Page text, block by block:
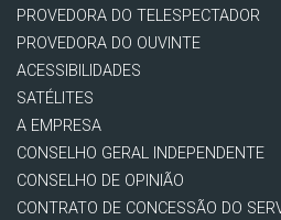
PROVEDORA DO TELESPECTADOR
PROVEDORA DO OUVINTE
ACESSIBILIDADES
SATÉLITES
A EMPRESA
CONSELHO GERAL INDEPENDENTE
CONSELHO DE OPINIÃO
CONTRATO DE CONCESSÃO DO